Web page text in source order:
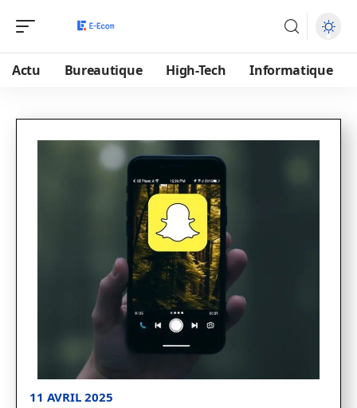
Actu Bureautique High-Tech Informatique
11 AVRIL 2025